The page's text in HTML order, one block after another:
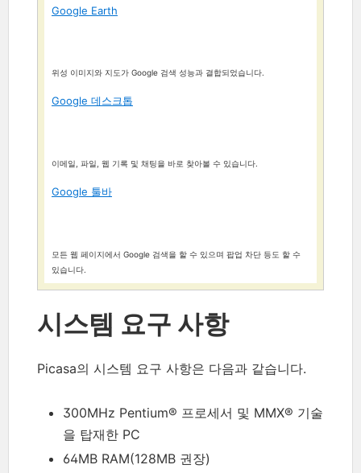
Google Earth
위성 이미지와 지도가 Google 검색 성능과 결합되었습니다.
Google 데스크톱
이메일, 파일, 웹 기록 및 채팅을 바로 찾아볼 수 있습니다.
Google 툴바
모든 웹 페이지에서 Google 검색을 할 수 있으며 팝업 차단 등도 할 수
있습니다.
시스템 요구 사항
Picasa의 시스템 요구 사항은 다음과 같습니다.
300MHz Pentium® 프로세서 및 MMX® 기술
을 탑재한 PC
64MB RAM(128MB 권장)